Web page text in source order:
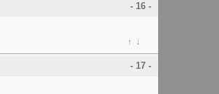
- 16 -
↑ ↓
- 17 -